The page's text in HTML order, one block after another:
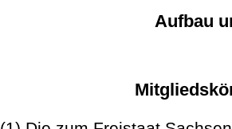
Aufbau